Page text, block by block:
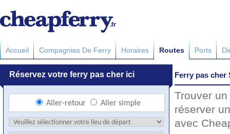
Accueil Compagnies De Ferry Horaires Routes Ports
Ferry pas cher
Trouver
réserver
avec